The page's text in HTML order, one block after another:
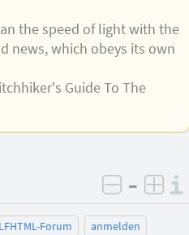
the speed of light with the
news, which obeys its own
Guide To The
negativ
–
Forum
anmelden